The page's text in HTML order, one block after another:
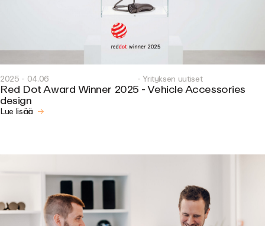
2025 - 04.06 - Yrityksen uutiset
Red Dot Award Winner 2025 - Vehicle Accessories
design
Lue lisää